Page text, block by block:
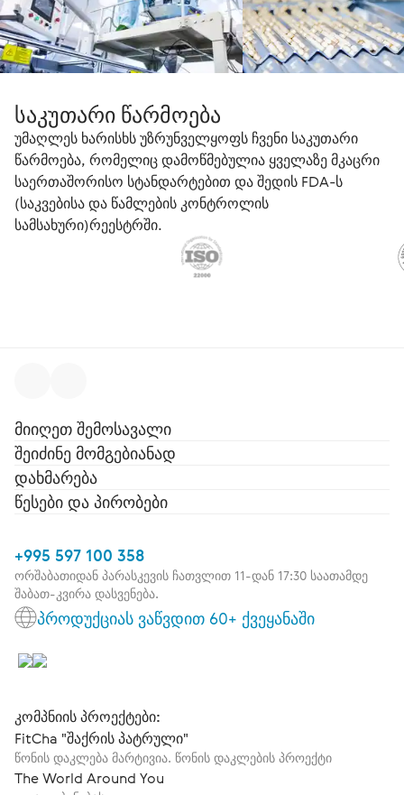
საკუთარი წარმოება
უმაღლეს ხარისხს უზრუნველყოფს ჩვენი საკუთარი
წარმოება, რომელიც დამოწმებულია ყველაზე მკაცრი
საერთაშორისო სტანდარტებით და შედის FDA-ს
(საკვებისა და წამლების კონტროლის
სამსახური)რეესტრში.
მიიღეთ შემოსავალი
შეიძინე მომგებიანად
დახმარება
წესები და პირობები
+995 597 100 358
ორშაბათიდან პარასკევის ჩათვლით 11-დან 17:30 საათამდე
შაბათ-კვირა დასვენება.
პროდუქციას ვაწვდით 60+ ქვეყანაში
კომპნიის პროექტები:
FitCha "შაქრის პატრული"
წონის დაკლება მარტივია. წონის დაკლების პროექტი
The World Around You